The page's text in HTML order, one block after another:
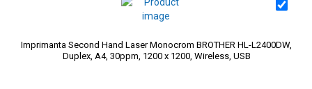
Imprimanta Second Hand Laser Monocrom BROTHER HL-L2400DW,
Duplex, A4, 30ppm, 1200 x 1200, Wireless, USB